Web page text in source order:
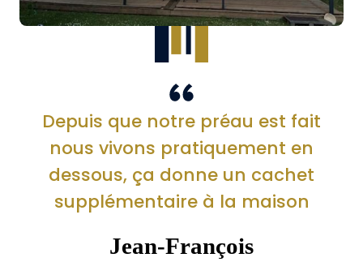
Depuis que notre préau est fait
nous vivons pratiquement en
dessous, ça donne un cachet
supplémentaire à la maison
Jean-François